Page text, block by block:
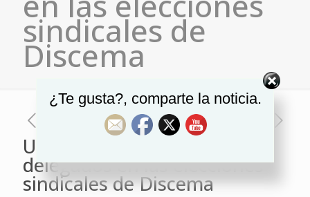
sindicales de
Discema
USOCV obtiene 3 nuevos
delegados en las elecciones
sindicales de Discema
¿Te gusta?, comparte la noticia.